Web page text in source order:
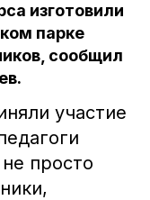
изготовили
парке
сообщил
участие
просто